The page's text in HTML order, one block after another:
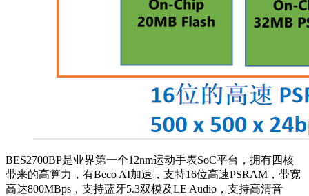
BES2700BP是业界第一个12nm运动手表SoC平台，拥有四核
带来的高算力，有Beco AI加速，支持16位高速PSRAM，带宽
高达800MBps，支持蓝牙5.3双模及LE Audio，支持高清音